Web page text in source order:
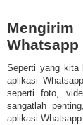
Whatsapp
Seperti yang kita
aplikasi
seperti foto,
sangatlah
aplikasi Whatsapp.